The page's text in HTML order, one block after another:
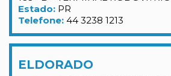
Estado: PR
Telefone: 44 3238 1213
ELDORADO